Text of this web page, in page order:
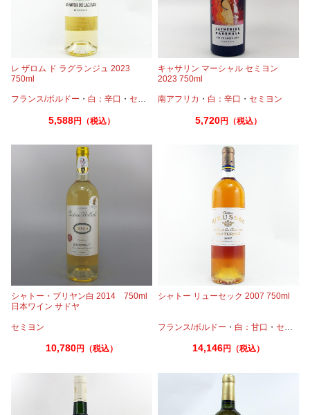
レ ザロム ド ラグランジュ 2023
750ml
フランス/ボルドー ・ 白：辛口 ・ セミヨン ・ソーヴィニオンブラン
5,588円（税込）
キャサリン マーシャル セミヨン
2023 750ml
南アフリカ ・ 白：辛口 ・セミヨン
5,720円（税込）
シャトー・ブリヤン白 2014 750ml
日本ワイン サドヤ
セミヨン
10,780円（税込）
シャトー リューセック 2007 750ml
フランス/ボルドー ・ 白：甘口 ・セミヨン
14,146円（税込）